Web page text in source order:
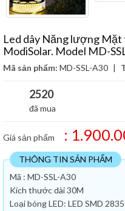
Led dây Năng lượng Mặt
ModiSolar. Model MD-
Mã sản phẩm: MD-SSL-A30 |
2520
đã mua
Giá sản phẩm :
THÔNG TIN SẢN PHẨM
Mã : MD-SSL-A30
Kích thước dài 30M
Loại bóng LED: LED SMD 2835